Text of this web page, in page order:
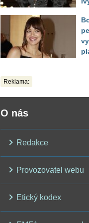
Reklama:
O nás
Redakce
Provozovatel webu
Etický kodex